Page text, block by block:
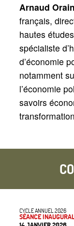
Arnaud Orain
français,
hautes
spécialiste
d’économie
notamment
l’économie
savoirs
CYCLE ANNUEL 2026
SÉANCE